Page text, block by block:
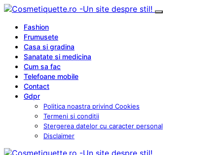
Fashion
Frumusete
Casa si gradina
Sanatate si medicina
Cum sa fac
Telefoane mobile
Contact
Gdpr
Politica noastra privind Cookies
Termeni si conditii
Stergerea datelor cu caracter personal
Disclaimer